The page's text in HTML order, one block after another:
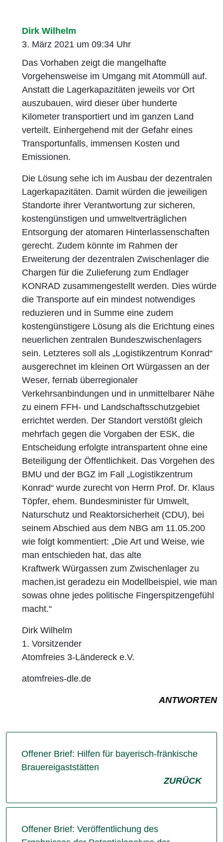
Dirk Wilhelm
3. März 2021 um 09:34 Uhr
Das Vorhaben zeigt die mangelhafte
Vorgehensweise im Umgang mit Atommüll auf.
Anstatt die Lagerkapazitäten jeweils vor Ort
auszubauen, wird dieser über hunderte
Kilometer transportiert und im ganzen Land
verteilt. Einhergehend mit der Gefahr eines
Transportunfalls, immensen Kosten und
Emissionen.
Die Lösung sehe ich im Ausbau der dezentralen
Lagerkapazitäten. Damit würden die jeweiligen
Standorte ihrer Verantwortung zur sicheren,
kostengünstigen und umweltverträglichen
Entsorgung der atomaren Hinterlassenschaften
gerecht. Zudem könnte im Rahmen der
Erweiterung der dezentralen Zwischenlager die
Chargen für die Zulieferung zum Endlager
KONRAD zusammengestellt werden. Dies würde
die Transporte auf ein mindest notwendiges
reduzieren und in Summe eine zudem
kostengünstigere Lösung als die Erichtung eines
neuerlichen zentralen Bundeszwischenlagers
sein. Letzteres soll als „Logistikzentrum Konrad“
ausgerechnet im kleinen Ort Würgassen an der
Weser, fernab überregionaler
Verkehrsanbindungen und in unmittelbarer Nähe
zu einem FFH- und Landschaftsschutzgebiet
errichtet werden. Der Standort verstößt gleich
mehrfach gegen die Vorgaben der ESK, die
Entscheidung erfolgte intranspartent ohne eine
Beteiligung der Öffentlichkeit. Das Vorgehen des
BMU und der BGZ im Fall „Logistikzentrum
Konrad“ wurde zurecht von Herrn Prof. Dr. Klaus
Töpfer, ehem. Bundesminister für Umwelt,
Naturschutz und Reaktorsicherheit (CDU), bei
seinem Abschied aus dem NBG am 11.05.200
wie folgt kommentiert: „Die Art und Weise, wie
man entschieden hat, das alte
Kraftwerk Würgassen zum Zwischenlager zu
machen,ist geradezu ein Modellbeispiel, wie man
sowas ohne jedes politische Fingerspitzengefühl
macht.“
Dirk Wilhelm
1. Vorsitzender
Atomfreies 3-Ländereck e.V.
atomfreies-dle.de
ANTWORTEN
Offener Brief: Hilfen für bayerisch-fränkische
Brauereigaststätten
ZURÜCK
Offener Brief: Veröffentlichung des